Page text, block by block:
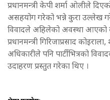
प्रधानमन्त्री केपी शर्मा ओलीले
असहयोग गरेको भन्ने कुरा उल्लेख
विवादले अहिलेको अवस्था आएको
प्रधानमन्त्री गिरिजाप्रसाद
अधिकारीले पनि पार्टीभित्रको
उदाहरण प्रस्तुत गरेका थिए ।